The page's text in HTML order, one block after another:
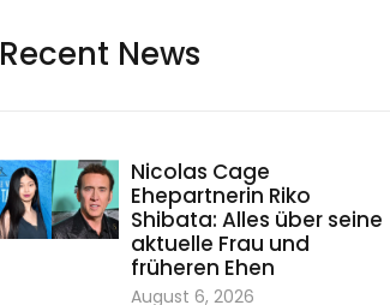
Recent News
Nicolas Cage
Ehepartnerin Riko
Shibata: Alles über seine
aktuelle Frau und
früheren Ehen
August 6, 2026